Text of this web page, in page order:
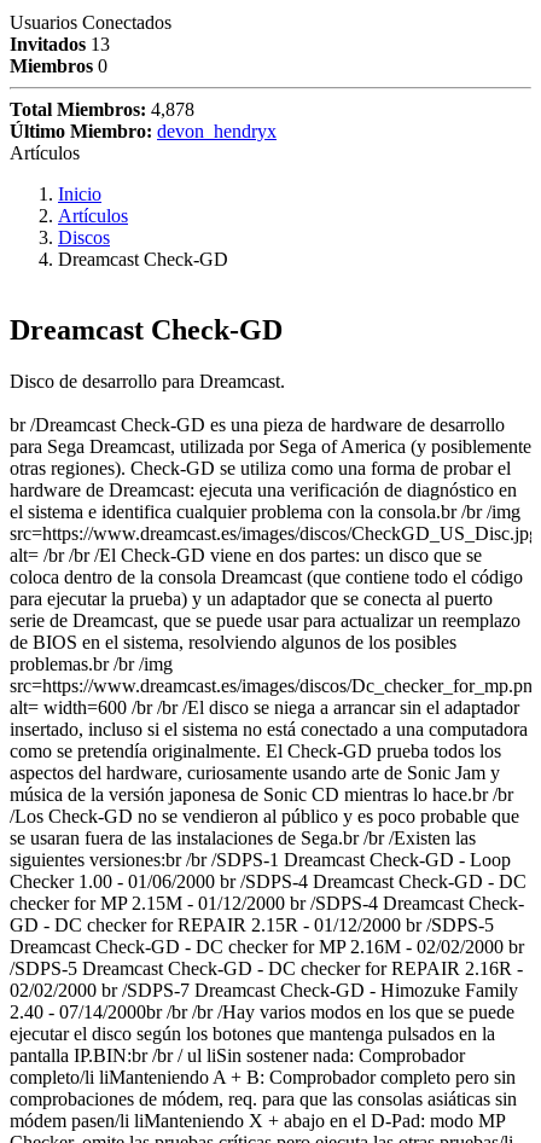
Usuarios Conectados
Invitados 13
Miembros 0
Total Miembros: 4,878
Último Miembro: devon_hendryx
Artículos
Inicio
Artículos
Discos
Dreamcast Check-GD
Dreamcast Check-GD
Disco de desarrollo para Dreamcast.
br /Dreamcast Check-GD es una pieza de hardware de desarrollo
para Sega Dreamcast, utilizada por Sega of America (y posiblemente
otras regiones). Check-GD se utiliza como una forma de probar el
hardware de Dreamcast: ejecuta una verificación de diagnóstico en
el sistema e identifica cualquier problema con la consola.br /br /img
src=https://www.dreamcast.es/images/discos/CheckGD_US_Disc.jpg
alt= /br /br /El Check-GD viene en dos partes: un disco que se
coloca dentro de la consola Dreamcast (que contiene todo el código
para ejecutar la prueba) y un adaptador que se conecta al puerto
serie de Dreamcast, que se puede usar para actualizar un reemplazo
de BIOS en el sistema, resolviendo algunos de los posibles
problemas.br /br /img
src=https://www.dreamcast.es/images/discos/Dc_checker_for_mp.png
alt= width=600 /br /br /El disco se niega a arrancar sin el adaptador
insertado, incluso si el sistema no está conectado a una computadora
como se pretendía originalmente. El Check-GD prueba todos los
aspectos del hardware, curiosamente usando arte de Sonic Jam y
música de la versión japonesa de Sonic CD mientras lo hace.br /br
/Los Check-GD no se vendieron al público y es poco probable que
se usaran fuera de las instalaciones de Sega.br /br /Existen las
siguientes versiones:br /br /SDPS-1 Dreamcast Check-GD - Loop
Checker 1.00 - 01/06/2000 br /SDPS-4 Dreamcast Check-GD - DC
checker for MP 2.15M - 01/12/2000 br /SDPS-4 Dreamcast Check-
GD - DC checker for REPAIR 2.15R - 01/12/2000 br /SDPS-5
Dreamcast Check-GD - DC checker for MP 2.16M - 02/02/2000 br
/SDPS-5 Dreamcast Check-GD - DC checker for REPAIR 2.16R -
02/02/2000 br /SDPS-7 Dreamcast Check-GD - Himozuke Family
2.40 - 07/14/2000br /br /br /Hay varios modos en los que se puede
ejecutar el disco según los botones que mantenga pulsados ​​en la
pantalla IP.BIN:br /br / ul liSin sostener nada: Comprobador
completo/li liManteniendo A + B: Comprobador completo pero sin
comprobaciones de módem, req. para que las consolas asiáticas sin
módem pasen/li liManteniendo X + abajo en el D-Pad: modo MP